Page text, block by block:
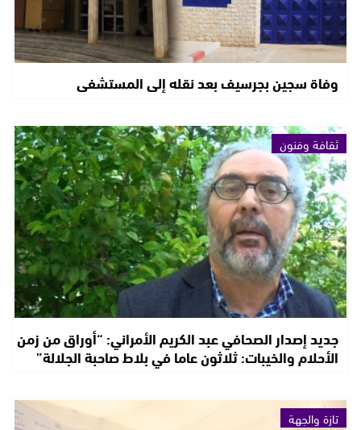
وفاة سجين بجرسيف بعد نقله إلى المستشفى
ثقافة وفنون
جديد إصدار الصحافي عبد الكريم الأمراني: “أوراق من زمن
الأحلام والخيبات: ثلاثون عاما في بلاط صاحبة الجلالة”
تازة والجهة